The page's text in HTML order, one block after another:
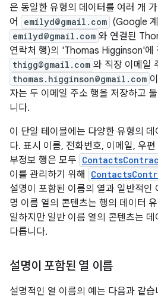
은 동일한 유형의 데이터를 여러 개
어
emilyd@gmail.com (Google
emilyd@gmail.com 와 연결된
연락처 행)의 'Thomas Higginson'에
thigg@gmail.com 와 직장 이메일
thomas.higginson@gmail.com
자는 두 이메일 주소 행을 저장하고
니다.
이 단일 테이블에는 다양한 유형의 데
다. 표시 이름, 전화번호, 이메일, 우
부정보 행은 모두
이를 관리하기 위해
설명이 포함된 이름의 열과 일반적인
명 이름 열의 콘텐츠는 행의 데이터
일하지만 일반 이름 열의 콘텐츠는
다릅니다.
설명이 포함된 열 이름
설명적인 열 이름의 예는 다음과 같습